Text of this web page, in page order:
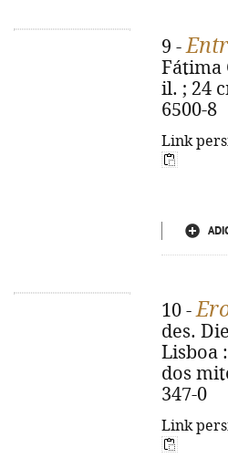
9 -
Fátima
il. ; 24
6500-8
Link
10 -
des.
Lisboa
dos
347-0
Link